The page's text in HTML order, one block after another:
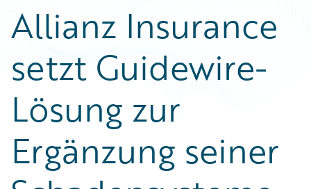
Allianz Insurance
setzt Guidewire-
Lösung zur
Ergänzung seiner